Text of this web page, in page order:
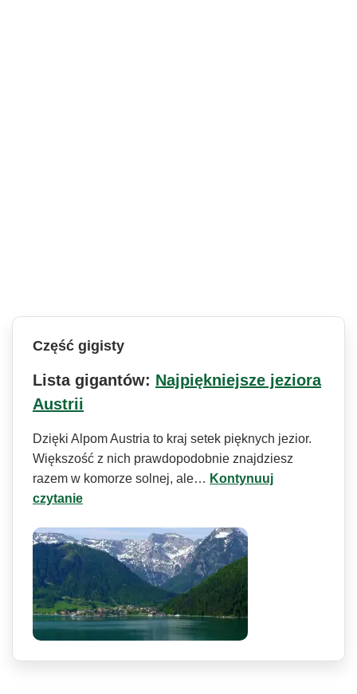
Część gigisty
Lista gigantów: Najpiękniejsze jeziora
Austrii
Dzięki Alpom Austria to kraj setek pięknych jezior.
Większość z nich prawdopodobnie znajdziesz
razem w komorze solnej, ale… Kontynuuj
czytanie